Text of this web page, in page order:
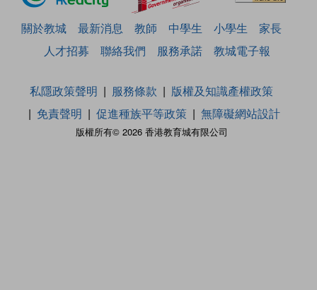
關於教城 最新消息 教師 中學生 小學生
家長
人才招募
聯絡我們 服務承諾 教城電子報
版權所有© 2026 香港教育城有限公司
私隱政策聲明 服務條款
版權及知識產權政策
免責聲明
促進種族平等政策 無障礙網站設計